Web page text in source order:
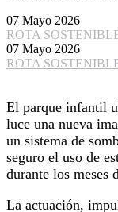
07 Mayo 2026
ROTA
07 Mayo 2026
ROTA
El parque infantil
luce una nueva
un sistema de
seguro el uso de
durante los meses
La actuación,